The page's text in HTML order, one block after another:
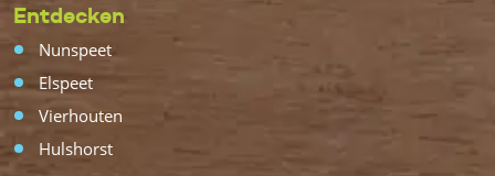
Entdecken
Nunspeet
Elspeet
Vierhouten
Hulshorst